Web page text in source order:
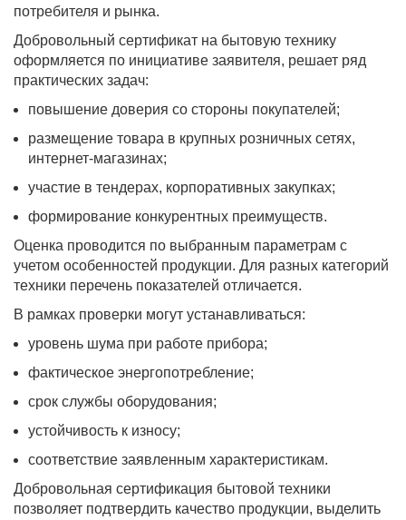
потребителя и рынка.
Добровольный сертификат на бытовую технику
оформляется по инициативе заявителя, решает ряд
практических задач:
повышение доверия со стороны покупателей;
размещение товара в крупных розничных сетях,
интернет-магазинах;
участие в тендерах, корпоративных закупках;
формирование конкурентных преимуществ.
Оценка проводится по выбранным параметрам с
учетом особенностей продукции. Для разных категорий
техники перечень показателей отличается.
В рамках проверки могут устанавливаться:
уровень шума при работе прибора;
фактическое энергопотребление;
срок службы оборудования;
устойчивость к износу;
соответствие заявленным характеристикам.
Добровольная сертификация бытовой техники
позволяет подтвердить качество продукции, выделить